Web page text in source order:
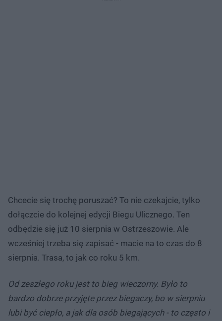
Chcecie się trochę poruszać? To nie czekajcie, tylko
dołączcie do kolejnej edycji Biegu Ulicznego. Ten
odbędzie się już 10 sierpnia w Ostrzeszowie. Ale
wcześniej trzeba się zapisać - macie na to czas do 8
sierpnia. Trasa, to jak co roku 5 km.
Od zeszłego roku jest to bieg wieczorny. Było to
bardzo dobrze przyjęte przez biegaczy, bo w sierpniu
lubi być ciepło, a jak dla osób biegających - to często i